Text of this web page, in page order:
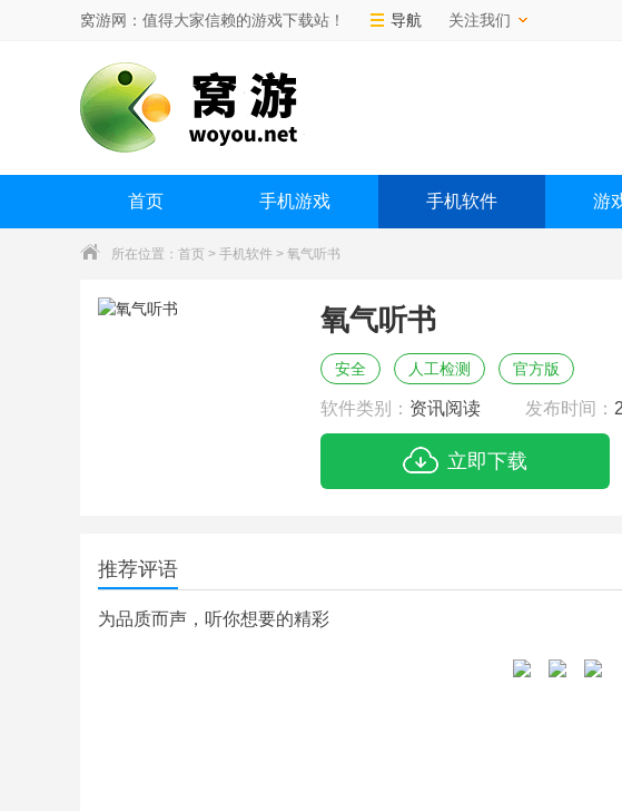
窝游网：值得大家信赖的游戏下载站！ 导航 关注我们
首页 手机游戏 手机软件 游
所在位置： 首页 > 手机软件 > 氧气听书
氧气听书
安全 人工检测 官方版
软件类别： 资讯阅读 发布时间：
立即下载
推荐评语
为品质而声，听你想要的精彩